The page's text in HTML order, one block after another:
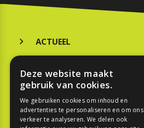
ACTUEEL
KOOPGIDS
TESTEN
Deze website maakt
gebruik van cookies.
We gebruiken cookies om inhoud en
advertenties te personaliseren en om ons
verkeer te analyseren. We delen ook